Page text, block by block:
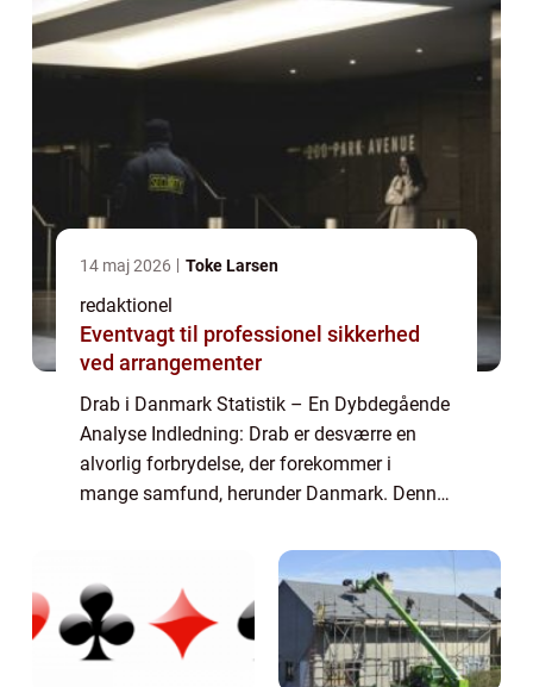
14 maj 2026 Toke Larsen
redaktionel
Eventvagt til professionel sikkerhed
ved arrangementer
Drab i Danmark Statistik – En Dybdegående
Analyse Indledning: Drab er desværre en
alvorlig forbrydelse, der forekommer i
mange samfund, herunder Danmark. Denne
af drab i Danmark statistik og give vig...